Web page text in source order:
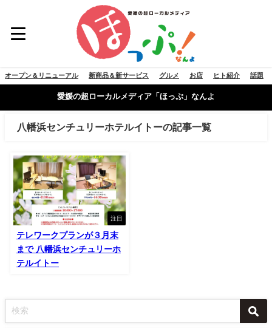
オープン＆リニューアル 新商品＆新サービス グルメ お店 ヒト紹介 話題
愛媛の超ローカルメディア「ほっぷ」なんよ
八幡浜センチュリーホテルイトーの記事一覧
注目
テレワークプランが３月末
まで 八幡浜センチュリーホ
テルイトー